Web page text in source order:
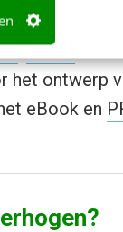
en
.iValdi
het ontwerp
eBook en